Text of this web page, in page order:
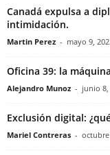
Canadá expulsa a
intimidación.
Martin Perez - mayo 9,
Oficina 39: la
Alejandro Munoz - junio 8,
Exclusión digital:
Mariel Contreras - octubre